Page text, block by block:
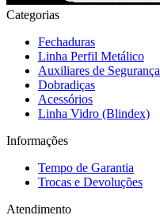
Categorias
Fechaduras
Linha Perfil Metálico
Auxiliares de Segurança
Dobradiças
Acessórios
Linha Vidro (Blindex)
Informações
Tempo de Garantia
Trocas e Devoluções
Atendimento